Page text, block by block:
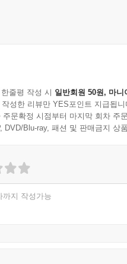
줄평 작성 시 일반회원 50원, 마니
성한 리뷰만 YES포인트 지급됩니
주문확정 시점부터 마지막 회차 주
DVD/Blu-ray, 패션 및 판매금지 상
까지 작성가능